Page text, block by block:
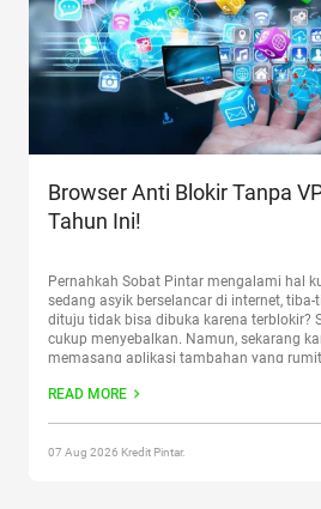
Browser Anti Blokir Tanpa
Tahun Ini!
Pernahkah Sobat Pintar mengalami hal
sedang asyik berselancar di internet,
dituju tidak bisa dibuka karena terblokir?
cukup menyebalkan. Namun, sekarang
memasang aplikasi tambahan yang
browser tersebut,
READ MORE
07 Aug 2026 Kredit Pintar.